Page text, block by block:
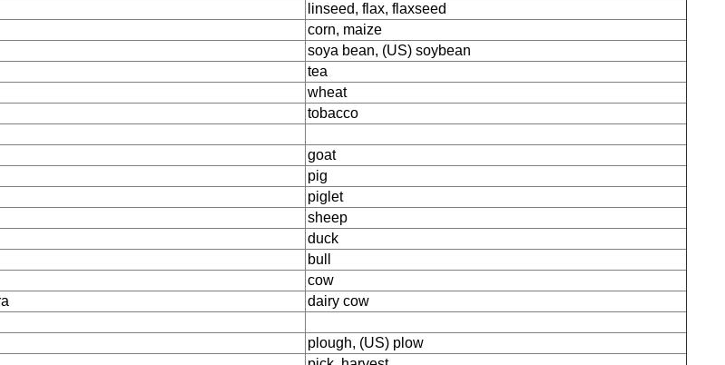
linseed, flax, flaxseed
corn, maize
soya bean, (US) soybean
tea
wheat
tobacco
goat
pig
piglet
sheep
duck
bull
cow
dairy cow
plough, (US) plow